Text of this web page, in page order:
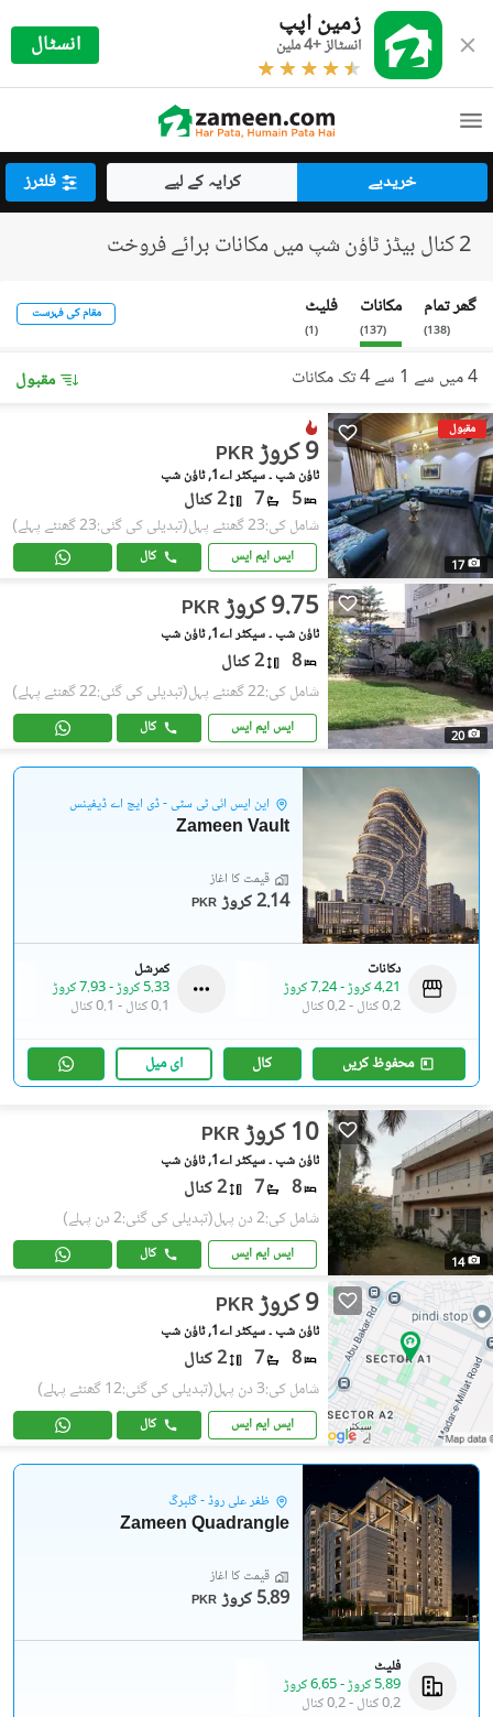
زمین اپپ
انسٹالز +4 ملین انسٹال
خریدیے کرایہ کے لیے فلٹرز
2 کنال بیڈز ٹاؤن شپ میں مکانات برائے فروخت
گھر تمام
(
138
)
مکانات
(
137
)
فلیٹ
(
1
)
مقام کی فہرست
4 میں سے 1 سے 4 تک مکانات مقبول
مقبول
17
PKR 9 کروڑ
ٹاؤن شپ ۔ سیکٹر اے1, ٹاؤن شپ
5
7 2 کنال
شامل کی:23 گھنٹے پہل (تبدیلی کی گئی:23 گھنٹے پہلے)
ایس ایم ایس کال
20
PKR 9.75 کروڑ
ٹاؤن شپ ۔ سیکٹر اے1, ٹاؤن شپ
8 2 کنال
شامل کی:22 گھنٹے پہل (تبدیلی کی گئی:22 گھنٹے پہلے)
ایس ایم ایس کال
این ایس آئی ٹی سٹی - ڈی ایچ اے ڈیفینس
Zameen Vault
قیمت کا آغاز
PKR 2.14 کروڑ
دکانات
4.21 کروڑ
-7.24 کروڑ
0.2 کنال
-0.2 کنال
کمرشل
5.33 کروڑ
-7.93 کروڑ
0.1 کنال
- 0.1 کنال
محفوظ کریں کال ای میل
14
PKR 10 کروڑ
ٹاؤن شپ ۔ سیکٹر اے1, ٹاؤن شپ
8
7 2 کنال
شامل کی:2 دن پہل (تبدیلی کی گئی:2 دن پہلے)
ایس ایم ایس کال
PKR 9 کروڑ
ٹاؤن شپ ۔ سیکٹر اے1, ٹاؤن شپ
8
7 2 کنال
شامل کی:3 دن پہل (تبدیلی کی گئی:12 گھنٹے پہلے)
ایس ایم ایس کال
ظفر علی روڈ - گلبرگ
Zameen Quadrangle
قیمت کا آغاز
PKR 5.89 کروڑ
فلیٹ
5.89 کروڑ
-6.65 کروڑ
0.2 کنال
-0.2 کنال